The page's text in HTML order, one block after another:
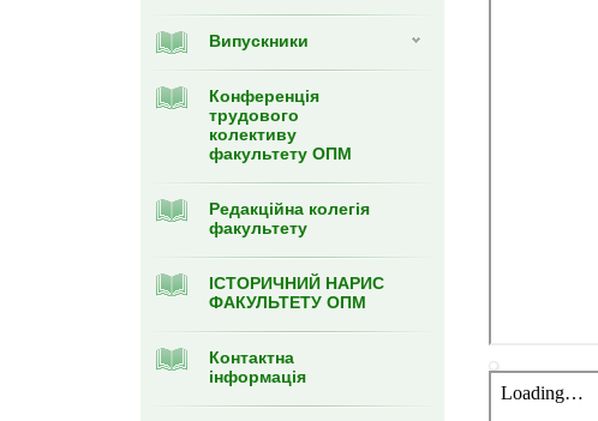
Випуcкники
Конференція
трудового
колективу
факультету ОПМ
Редакційна колегія
факультету
ІСТОРИЧНИЙ НАРИС
ФАКУЛЬТЕТУ ОПМ
Контактна
інформація